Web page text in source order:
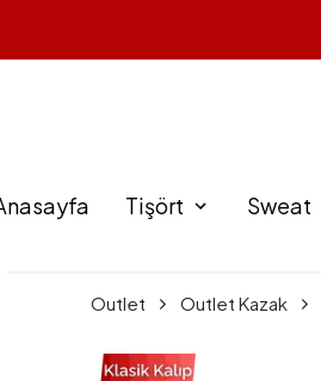
Tişört Sweat
Outlet Outlet Kazak